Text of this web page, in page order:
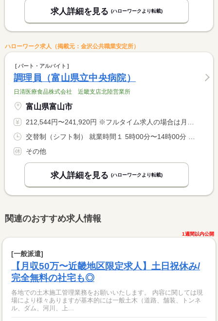
求人詳細を見る (ハローワークより転載)
ハローワーク求人（掲載元：金沢公共職業安定所）
パート・アルバイト
調理員（富山県立中央病院）
日清医療食品株式会社 近畿支店北陸営業所
富山県富山市
212,544円〜241,920円 ※フルタイム求人の場合は月額（換算額）、パート求人の場合は時間額を表示しています。
その他
求人詳細を見る (ハローワークより転載)
関連のおすすめ求人情報
1週間以内公開
[一般派遣]
【月収50万〜近畿地区限定求人】土日祝休み/
完全無料の社宅も◎
各地での土木施工管理業務をお願いいたします。 内容に関しては現
場により様々ありますが基本的には一般土木（道路、舗装、トンネ
ル、ダム、河川、上...